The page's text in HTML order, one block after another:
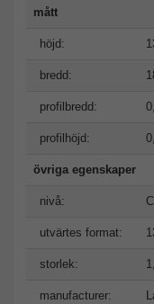
mått
höjd:
bredd:
profilbredd:
profilhöjd:
övriga egenskaper
nivå:
utvärtes format:
storlek:
manufacturer: